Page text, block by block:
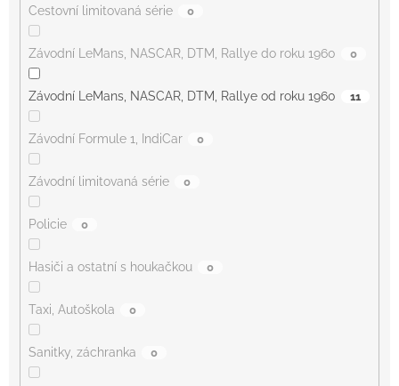
Cestovní limitovaná série 0
Závodní LeMans, NASCAR, DTM, Rallye do roku 1960 0
Závodní LeMans, NASCAR, DTM, Rallye od roku 1960 11
Závodní Formule 1, IndiCar 0
Závodní limitovaná série 0
Policie 0
Hasiči a ostatní s houkačkou 0
Taxi, Autoškola 0
Sanitky, záchranka 0